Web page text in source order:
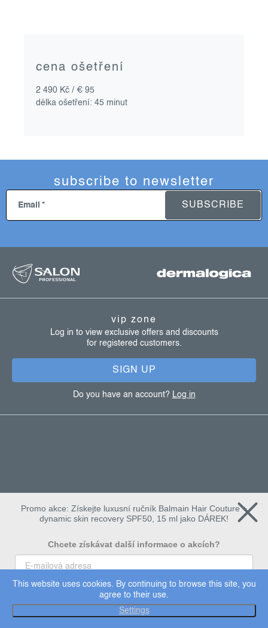
This website uses cookies. By continuing to browse this site, you
agree to their use.
Settings
cena ošetření
2 490 Kč / € 95
délka ošetření: 45 minut
subscribe to newsletter
Email SUBSCRIBE
vip zone
Log in to view exclusive offers and discounts
for registered customers.
SIGN UP
Do you have an account? Log in
Copyright 2026Dermalogica. All rights reserved.
Edit cookie settings
Promo akce: Získejte luxusní ručník Balmain Hair Couture +
dynamic skin recovery SPF50, 15 ml jako DÁREK!
Chcete získávat další informace o akcích?
To chci